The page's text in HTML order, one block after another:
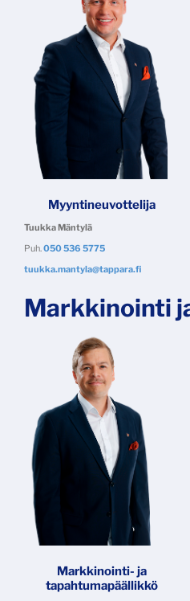
Myyntineuvottelija
Tuukka Mäntylä
Puh. 050 536 5775
tuukka.mantyla@tappara.fi
Markkinointi
Markkinointi- ja
tapahtumapäällikkö